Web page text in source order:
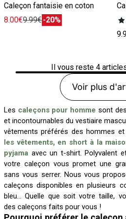
Caleçon fantaisie en coton
8.00€9.99€-20%
Il vous reste 4
Voir plus
Les caleçons pour homme sont
et incontournables du vestiaire
vêtements préférés des hommes
les vêtements, en short à la
pyjama avec un t-shirt. Polyvalent
votre caleçon vous promet une
sans vous serrer. Nous vous
caleçons disponibles en plusieurs
bleu... Quelle que soit votre taille,
des caleçons faits pour vous !